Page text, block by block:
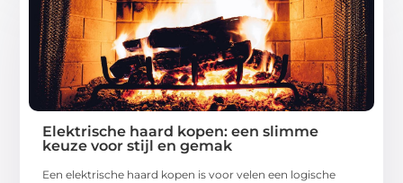
Elektrische haard kopen: een slimme
keuze voor stijl en gemak
Een elektrische haard kopen is voor velen een logische